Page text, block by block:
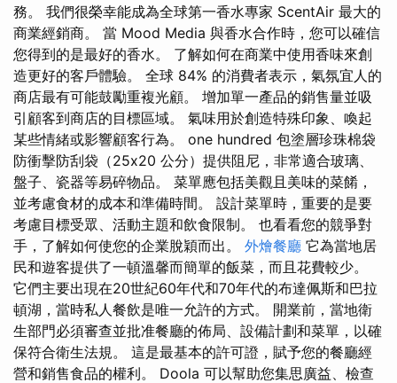
務。 我們很榮幸能成為全球第一香水專家 ScentAir 最大的
商業經銷商。 當 Mood Media 與香水合作時，您可以確信
您得到的是最好的香水。 了解如何在商業中使用香味來創
造更好的客戶體驗。 全球 84% 的消費者表示，氣氛宜人的
商店最有可能鼓勵重複光顧。 增加單一產品的銷售量並吸
引顧客到商店的目標區域。 氣味用於創造特殊印象、喚起
某些情緒或影響顧客行為。 one hundred 包塗層珍珠棉袋
防衝擊防刮袋（25x20 公分）提供阻尼，非常適合玻璃、
盤子、瓷器等易碎物品。 菜單應包括美觀且美味的菜餚，
並考慮食材的成本和準備時間。 設計菜單時，重要的是要
考慮目標受眾、活動主題和飲食限制。 也看看您的競爭對
手，了解如何使您的企業脫穎而出。 外燴餐廳 它為當地居
民和遊客提供了一頓溫馨而簡單的飯菜，而且花費較少。
它們主要出現在20世紀60年代和70年代的布達佩斯和巴拉
頓湖，當時私人餐飲是唯一允許的方式。 開業前，當地衛
生部門必須審查並批准餐廳的佈局、設備計劃和菜單，以確
保符合衛生法規。 這是最基本的許可證，賦予您的餐廳經
營和銷售食品的權利。 Doola 可以幫助您集思廣益、檢查